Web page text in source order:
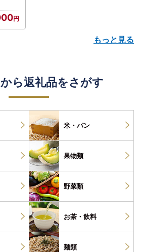
もっと見る
ら返礼品をさがす
米・パン
果物類
野菜類
お茶・ 飲料
麺類